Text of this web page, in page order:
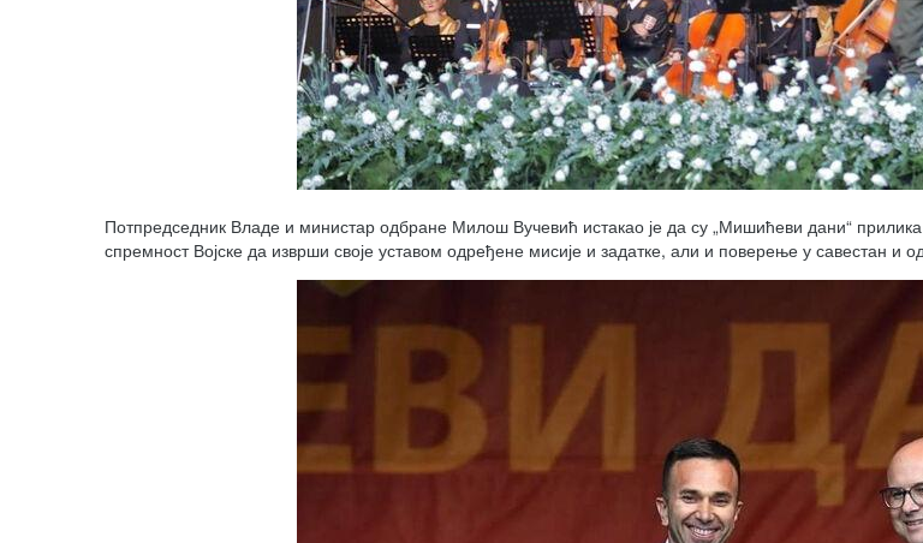
Потпредседник Владе и министар одбране Милош Вучевић истакао је да су „Мишићеви дани“
спремност Војске да изврши своје уставом одређене мисије и задатке, али и поверење у савестан и